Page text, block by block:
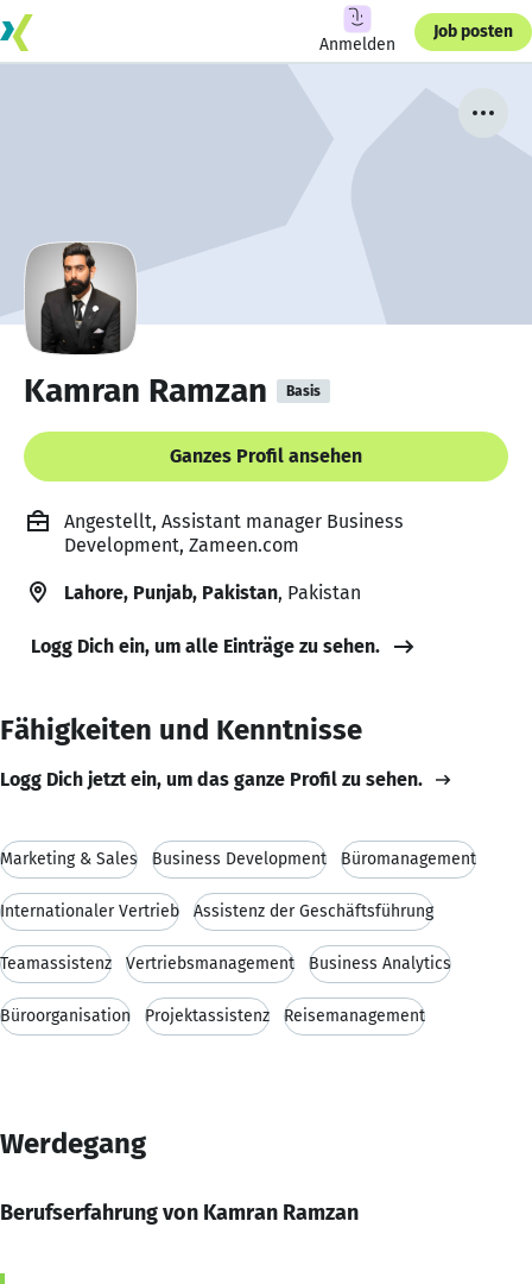
Anmelden
Job posten
Kamran Ramzan Basis
Ganzes Profil ansehen
Angestellt, Assistant manager Business
Development, Zameen.com
Lahore, Punjab, Pakistan, Pakistan
Logg Dich ein, um alle Einträge zu sehen.
Fähigkeiten und Kenntnisse
Logg Dich jetzt ein, um das ganze Profil zu sehen.
Marketing & Sales Business Development Büromanagement
Internationaler Vertrieb Assistenz der Geschäftsführung
Teamassistenz Vertriebsmanagement Business Analytics
Büroorganisation Projektassistenz Reisemanagement
Werdegang
Berufserfahrung von Kamran Ramzan